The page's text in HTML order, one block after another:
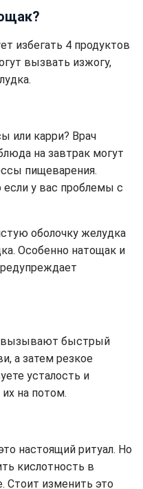
избегать 4 продуктов
вызвать изжогу,
или карри? Врач
на завтрак могут
пищеварения.
у вас проблемы с
оболочку желудка
Особенно натощак и
вызывают быстрый
а затем резкое
усталость и
на потом.
настоящий ритуал. Но
кислотность в
Стоит изменить это